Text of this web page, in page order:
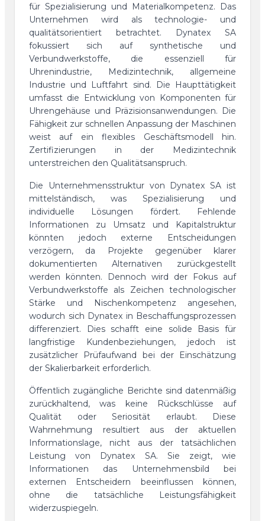
für Spezialisierung und Materialkompetenz. Das
Unternehmen wird als technologie- und
qualitätsorientiert betrachtet. Dynatex SA
fokussiert sich auf synthetische und
Verbundwerkstoffe, die essenziell für
Uhrenindustrie, Medizintechnik, allgemeine
Industrie und Luftfahrt sind. Die Haupttätigkeit
umfasst die Entwicklung von Komponenten für
Uhrengehäuse und Präzisionsanwendungen. Die
Fähigkeit zur schnellen Anpassung der Maschinen
weist auf ein flexibles Geschäftsmodell hin.
Zertifizierungen in der Medizintechnik
unterstreichen den Qualitätsanspruch.
Die Unternehmensstruktur von Dynatex SA ist
mittelständisch, was Spezialisierung und
individuelle Lösungen fördert. Fehlende
Informationen zu Umsatz und Kapitalstruktur
könnten jedoch externe Entscheidungen
verzögern, da Projekte gegenüber klarer
dokumentierten Alternativen zurückgestellt
werden könnten. Dennoch wird der Fokus auf
Verbundwerkstoffe als Zeichen technologischer
Stärke und Nischenkompetenz angesehen,
wodurch sich Dynatex in Beschaffungsprozessen
differenziert. Dies schafft eine solide Basis für
langfristige Kundenbeziehungen, jedoch ist
zusätzlicher Prüfaufwand bei der Einschätzung
der Skalierbarkeit erforderlich.
Öffentlich zugängliche Berichte sind datenmäßig
zurückhaltend, was keine Rückschlüsse auf
Qualität oder Seriosität erlaubt. Diese
Wahrnehmung resultiert aus der aktuellen
Informationslage, nicht aus der tatsächlichen
Leistung von Dynatex SA. Sie zeigt, wie
Informationen das Unternehmensbild bei
externen Entscheidern beeinflussen können,
ohne die tatsächliche Leistungsfähigkeit
widerzuspiegeln.